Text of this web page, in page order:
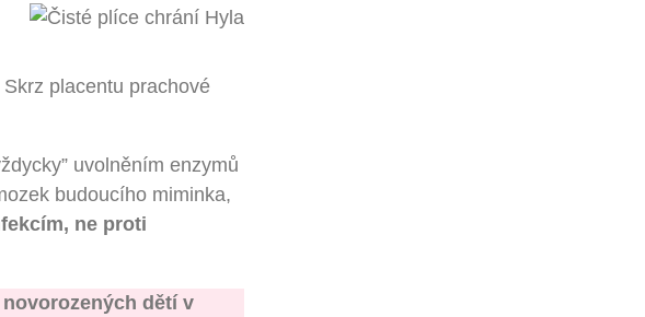
placentu prachové
uvolněním enzymů
budoucího miminka,
ne proti
dětí v